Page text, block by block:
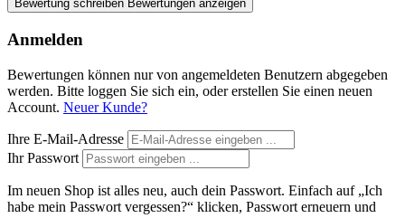
Bewertung schreiben Bewertungen anzeigen
Anmelden
Bewertungen können nur von angemeldeten Benutzern abgegeben
werden. Bitte loggen Sie sich ein, oder erstellen Sie einen neuen
Account. Neuer Kunde?
Ihre E-Mail-Adresse
Ihr Passwort
Im neuen Shop ist alles neu, auch dein Passwort. Einfach auf „Ich
habe mein Passwort vergessen?“ klicken, Passwort erneuern und